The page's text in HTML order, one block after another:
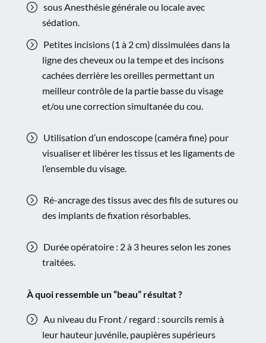
sous Anesthésie générale ou locale avec
sédation.
Petites incisions (1 à 2 cm) dissimulées dans la
ligne des cheveux ou la tempe et des incisons
cachées derrière les oreilles permettant un
meilleur contrôle de la partie basse du visage
et/ou une correction simultanée du cou.
Utilisation d’un endoscope (caméra fine) pour
visualiser et libérer les tissus et les ligaments de
l’ensemble du visage.
Ré-ancrage des tissus avec des fils de sutures ou
des implants de fixation résorbables.
Durée opératoire : 2 à 3 heures selon les zones
traitées.
À quoi ressemble un “beau” résultat ?
Au niveau du Front / regard : sourcils remis à
leur hauteur juvénile, paupières supérieurs